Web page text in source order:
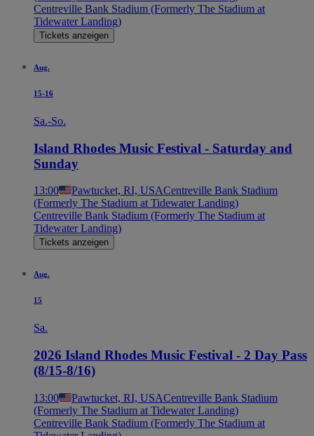
Centreville Bank Stadium (Formerly The Stadium at
Tidewater Landing)
Tickets anzeigen
Aug.
15-16
Sa.-So.
Island Rhodes Music Festival - Saturday and
Sunday
13:00 Pawtucket, RI, USACentreville Bank Stadium
(Formerly The Stadium at Tidewater Landing)
Centreville Bank Stadium (Formerly The Stadium at
Tidewater Landing)
Tickets anzeigen
Aug.
15
Sa.
2026 Island Rhodes Music Festival - 2 Day Pass
(8/15-8/16)
13:00 Pawtucket, RI, USACentreville Bank Stadium
(Formerly The Stadium at Tidewater Landing)
Centreville Bank Stadium (Formerly The Stadium at